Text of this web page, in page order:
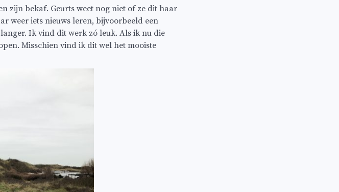
zijn bekaf. Geurts weet nog niet of ze dit haar
weer iets nieuws leren, bijvoorbeeld een
Ik vind dit werk zó leuk. Als ik nu die
Misschien vind ik dit wel het mooiste